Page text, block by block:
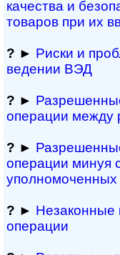
качества и
товаров при их
? ► Риски и
ведении ВЭД
? ►
операции между
? ►
операции минуя
? ► Незаконные
операции